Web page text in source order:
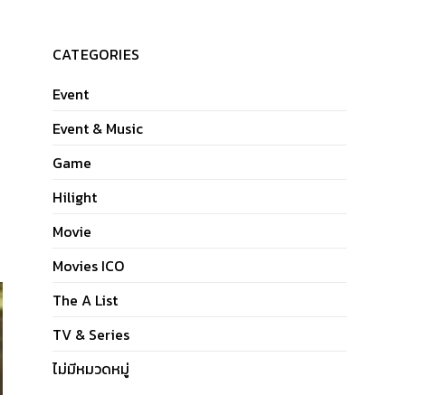
CATEGORIES
Event
Event & Music
Game
Hilight
Movie
Movies ICO
The A List
TV & Series
ไม่มีหมวดหมู่